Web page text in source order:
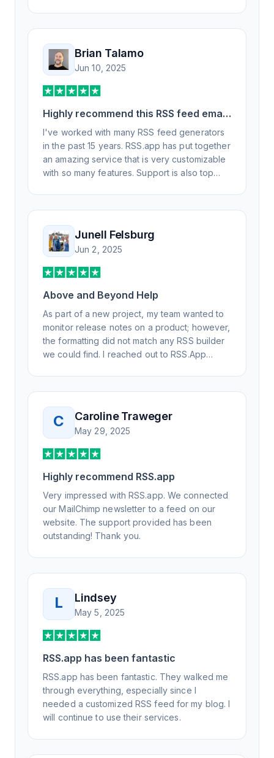
Brian Talamo
Jun 10, 2025
Highly recommend this RSS feed email
/ widget generator service.
I've worked with many RSS feed generators
in the past 15 years. RSS.app has put together
an amazing service that is very customizable
with so many features. Support is also top
professionally. Highly recommend for all your
RSS feed needs. Our trucking news hub
website couldn't work without it. Thank you.
Junell Felsburg
Jun 2, 2025
Above and Beyond Help
As part of a new project, my team wanted to
monitor release notes on a product; however,
the formatting did not match any RSS builder
we could find. I reached out to RSS.App
day, but I spoke to someone who was
knowledgeable, kind, and clearly wanted to
understand the issue. It has been a few
weeks, but after many revisions and direct
support, all of my release notes are in a way
that my users understand and find value in.
Honestly, it has been an exceptional
know to RSS.app for their RSS needs.
C Caroline Traweger
May 29, 2025
Highly recommend RSS.app
Very impressed with RSS.app. We connected
our MailChimp newsletter to a feed on our
website. The support provided has been
outstanding! Thank you.
L Lindsey
May 5, 2025
RSS.app has been fantastic
RSS.app has been fantastic. They walked me
through everything, especially since I
needed a customized RSS feed for my blog. I
will continue to use their services.